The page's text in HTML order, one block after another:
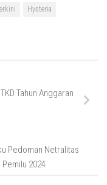
Hysteria
Tahun Anggaran
Pedoman Netralitas
2024